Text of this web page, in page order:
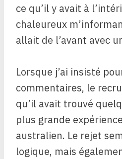
ce qu’il y avait à
chaleureux
allait de l’avant avec
Lorsque j’ai insisté
commentaires, le
qu’il avait trouvé
plus grande
australien. Le rejet
logique, mais